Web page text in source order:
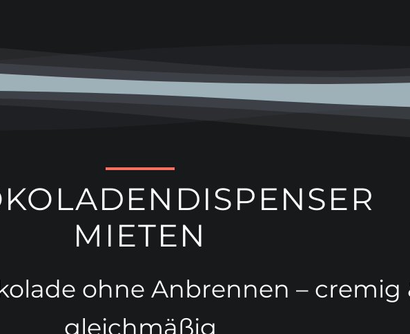
MIETEN
ohne Anbrennen – cremig
gleichmäßig